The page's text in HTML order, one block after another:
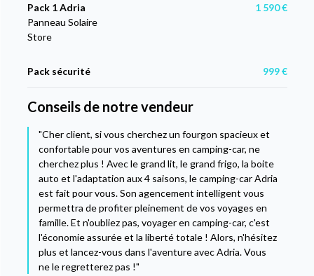
Pack 1 Adria
1 590 €
Panneau Solaire
Store
Pack sécurité 999 €
Conseils de notre vendeur
"Cher client, si vous cherchez un fourgon spacieux et
confortable pour vos aventures en camping-car, ne
cherchez plus ! Avec le grand lit, le grand frigo, la boite
auto et l'adaptation aux 4 saisons, le camping-car Adria
est fait pour vous. Son agencement intelligent vous
permettra de profiter pleinement de vos voyages en
famille. Et n'oubliez pas, voyager en camping-car, c'est
l'économie assurée et la liberté totale ! Alors, n'hésitez
plus et lancez-vous dans l'aventure avec Adria. Vous
ne le regretterez pas !"